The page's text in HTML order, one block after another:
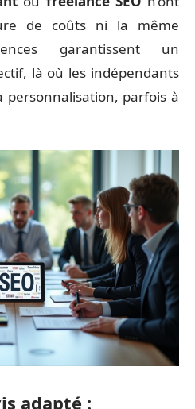
de coûts ni la même
garantissent un
là où les indépendants
personnalisation, parfois à
adapté :